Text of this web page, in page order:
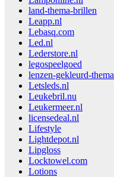
land-thema-brillen
Leapp.nl
Lebasq.com
Led.nl
Lederstore.nl
legospeelgoed
lenzen-gekleurd-thema
Letsleds.nl
Leukebril.nu
Leukermeer.nl
licensedeal.nl
Lifestyle
Lightdepot.nl
Lipgloss
Locktowel.com
Lotions